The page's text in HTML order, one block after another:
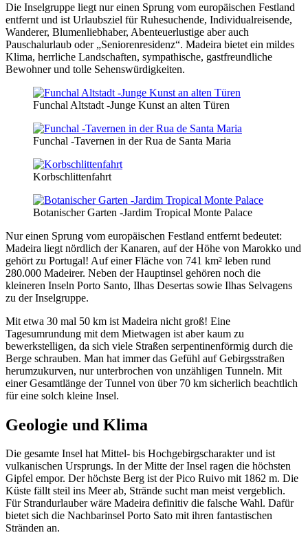
Die Inselgruppe liegt nur einen Sprung vom europäischen Festland
entfernt und ist Urlaubsziel für Ruhesuchende, Individualreisende,
Wanderer, Blumenliebhaber, Abenteuerlustige aber auch
Pauschalurlaub oder „Seniorenresidenz“. Madeira bietet ein mildes
Klima, herrliche Landschaften, sympathische, gastfreundliche
Bewohner und tolle Sehenswürdigkeiten.
Funchal Altstadt -Junge Kunst an alten Türen
Funchal -Tavernen in der Rua de Santa Maria
Korbschlittenfahrt
Botanischer Garten -Jardim Tropical Monte Palace
Nur einen Sprung vom europäischen Festland entfernt bedeutet:
Madeira liegt nördlich der Kanaren, auf der Höhe von Marokko und
gehört zu Portugal! Auf einer Fläche von 741 km² leben rund
280.000 Madeirer. Neben der Hauptinsel gehören noch die
kleineren Inseln Porto Santo, Ilhas Desertas sowie Ilhas Selvagens
zu der Inselgruppe.
Mit etwa 30 mal 50 km ist Madeira nicht groß! Eine
Tagesumrundung mit dem Mietwagen ist aber kaum zu
bewerkstelligen, da sich viele Straßen serpentinenförmig durch die
Berge schrauben. Man hat immer das Gefühl auf Gebirgsstraßen
herumzukurven, nur unterbrochen von unzähligen Tunneln. Mit
einer Gesamtlänge der Tunnel von über 70 km sicherlich beachtlich
für eine solch kleine Insel.
Geologie und Klima
Die gesamte Insel hat Mittel- bis Hochgebirgscharakter und ist
vulkanischen Ursprungs. In der Mitte der Insel ragen die höchsten
Gipfel empor. Der höchste Berg ist der Pico Ruivo mit 1862 m. Die
Küste fällt steil ins Meer ab, Strände sucht man meist vergeblich.
Für Strandurlauber wäre Madeira definitiv die falsche Wahl. Dafür
bietet sich die Nachbarinsel Porto Sato mit ihren fantastischen
Stränden an.